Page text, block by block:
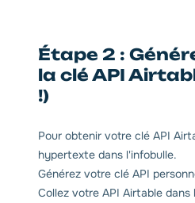
Étape 2 :
la clé API
!)
Pour obtenir votre clé API
hypertexte dans l'infobulle.
Générez votre clé API
Collez votre API Airtable dans